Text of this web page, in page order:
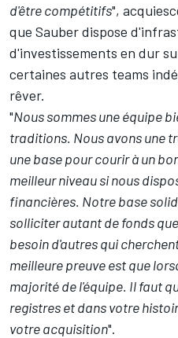
d'être compétitifs",
que Sauber dispose
d'investissements en dur
certaines autres teams
rêver.
"Nous sommes une équipe
traditions. Nous avons une
une base pour courir à un
meilleur niveau si nous
financières. Notre base
solliciter autant de fonds
besoin d'autres qui
meilleure preuve est que
majorité de l'équipe. Il faut
registres et dans votre
votre acquisition".